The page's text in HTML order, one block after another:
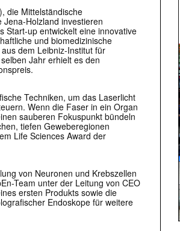
die Mittelständische
Holzland investieren
Start-up entwickelt eine innovative
und biomedizinische
dem Leibniz-Institut für
Jahr erhielt es den
Techniken, um das Laserlicht
Wenn die Faser in ein Organ
sauberen Fokuspunkt bündeln
tiefen Geweberegionen
Life Sciences Award der
von Neuronen und Krebszellen
Team unter der Leitung von CEO
ersten Produkts sowie die
Endoskope für weitere